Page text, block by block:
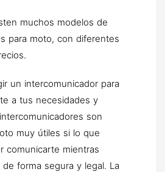
muchos modelos de
para moto, con diferentes
un intercomunicador para
a tus necesidades y
son
muy útiles si lo que
comunicarte mientras
forma segura y legal. La